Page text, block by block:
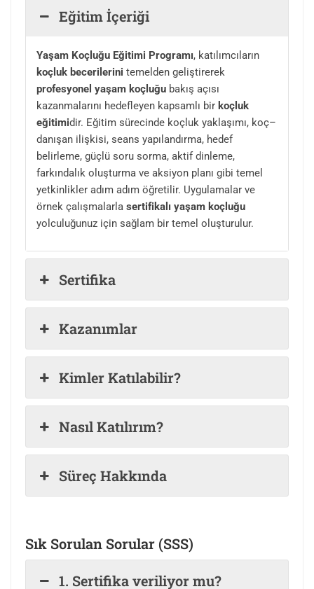
Eğitim İçeriği
Yaşam Koçluğu Eğitimi Programı, katılımcıların
koçluk becerilerini temelden geliştirerek
profesyonel yaşam koçluğu bakış açısı
kazanmalarını hedefleyen kapsamlı bir koçluk
eğitimidir. Eğitim sürecinde koçluk yaklaşımı, koç–
danışan ilişkisi, seans yapılandırma, hedef
belirleme, güçlü soru sorma, aktif dinleme,
farkındalık oluşturma ve aksiyon planı gibi temel
yetkinlikler adım adım öğretilir. Uygulamalar ve
örnek çalışmalarla sertifikalı yaşam koçluğu
yolculuğunuz için sağlam bir temel oluşturulur.
Sertifika
Kazanımlar
Kimler Katılabilir?
Nasıl Katılırım?
Süreç Hakkında
Sık Sorulan Sorular (SSS)
1. Sertifika veriliyor mu?